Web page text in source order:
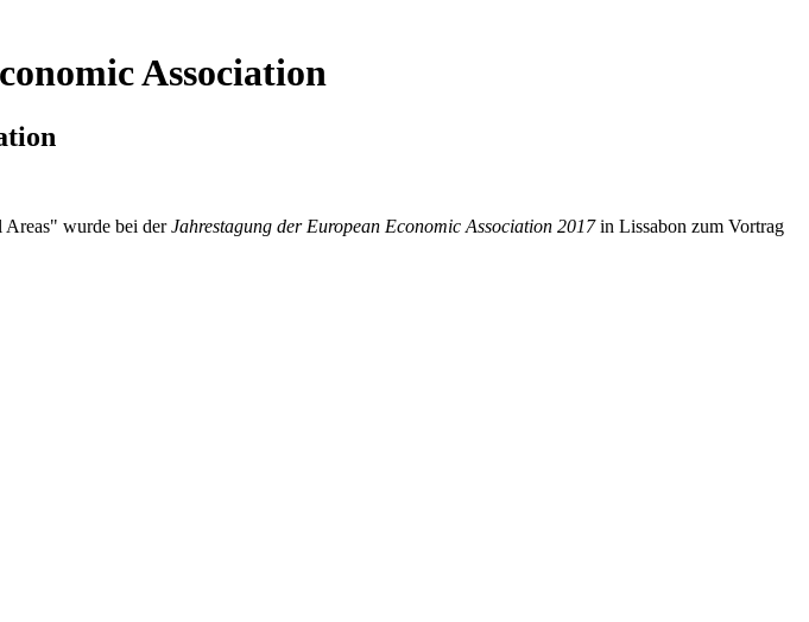
Association
wurde bei derJahrestagung der European Economic Association 2017in Lissabon zum Vortrag